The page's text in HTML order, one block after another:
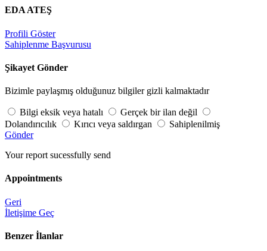
EDA ATEŞ
Profili Göster
Sahiplenme Başvurusu
Şikayet Gönder
Bizimle paylaşmış olduğunuz bilgiler gizli kalmaktadır
Bilgi eksik veya hatalı
Gerçek bir ilan değil
Dolandırıcılık
Kırıcı veya saldırgan
Sahiplenilmiş
Gönder
Your report sucessfully send
Appointments
Geri
İletişime Geç
Benzer İlanlar